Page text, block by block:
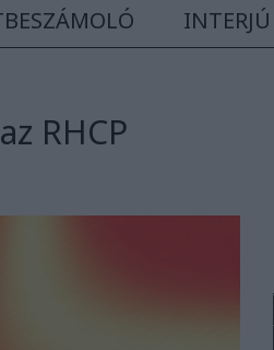
INTERJÚ
RHCP